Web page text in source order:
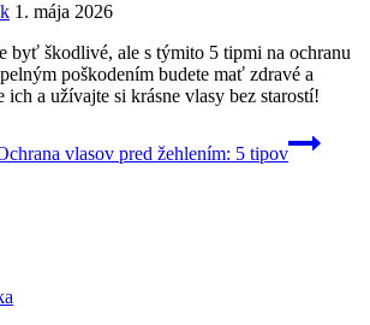
1. mája 2026
byť škodlivé, ale s týmito 5 tipmi na ochranu
poškodením budete mať zdravé a
ich a užívajte si krásne vlasy bez starostí!
vlasov pred žehlením: 5 tipov